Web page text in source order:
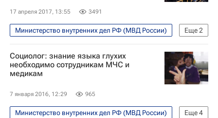
17 апреля 2017, 13:55 3491
Еще2
Министерство внутренних дел РФ (МВД России)
PROМигрантов
Россия
Социолог: знание языка глухих
необходимо сотрудникам МЧС и
медикам
7 января 2016, 12:29 965
Еще4
Министерство внутренних дел РФ (МВД России)